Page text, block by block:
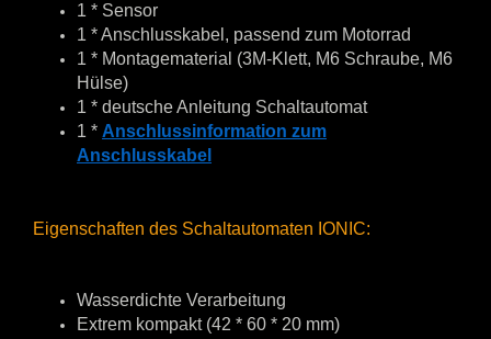
1 * Sensor
1 * Anschlusskabel, passend zum Motorrad
1 * Montagematerial (3M-Klett, M6 Schraube, M6
Hülse)
1 * deutsche Anleitung Schaltautomat
1 * Anschlussinformation zum
Anschlusskabel
Eigenschaften des Schaltautomaten IONIC:
Wasserdichte Verarbeitung
Extrem kompakt (42 * 60 * 20 mm)